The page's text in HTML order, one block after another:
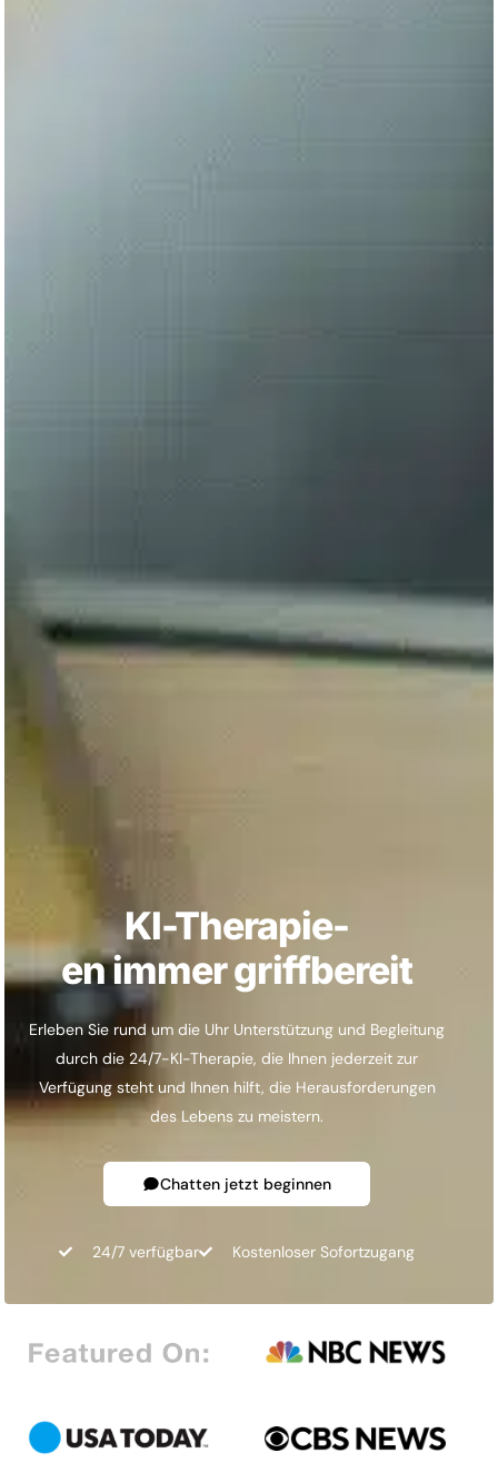
KI-Therapie-
en immer griffbereit
Erleben Sie rund um die Uhr Unterstützung und Begleitung
durch die 24/7-KI-Therapie, die Ihnen jederzeit zur
Verfügung steht und Ihnen hilft, die Herausforderungen
des Lebens zu meistern.
Chatten jetzt beginnen
24/7 verfügbar Kostenloser Sofortzugang